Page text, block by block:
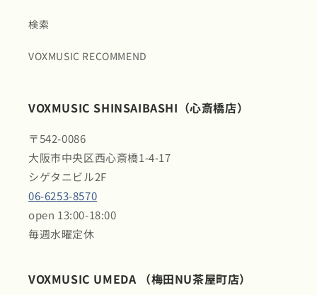
検索
VOXMUSIC RECOMMEND
VOXMUSIC SHINSAIBASHI（心斎橋店）
〒542-0086
大阪市中央区西心斎橋1-4-17
シゲタニビル2F
06-6253-8570
open 13:00-18:00
毎週水曜定休
VOXMUSIC UMEDA （梅田NU茶屋町店）